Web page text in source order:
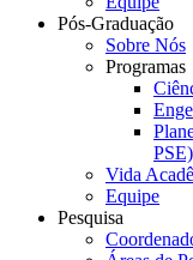
Pós-Graduação
Sobre Nós
Programas
PSE)
Vida
Equipe
Pesquisa